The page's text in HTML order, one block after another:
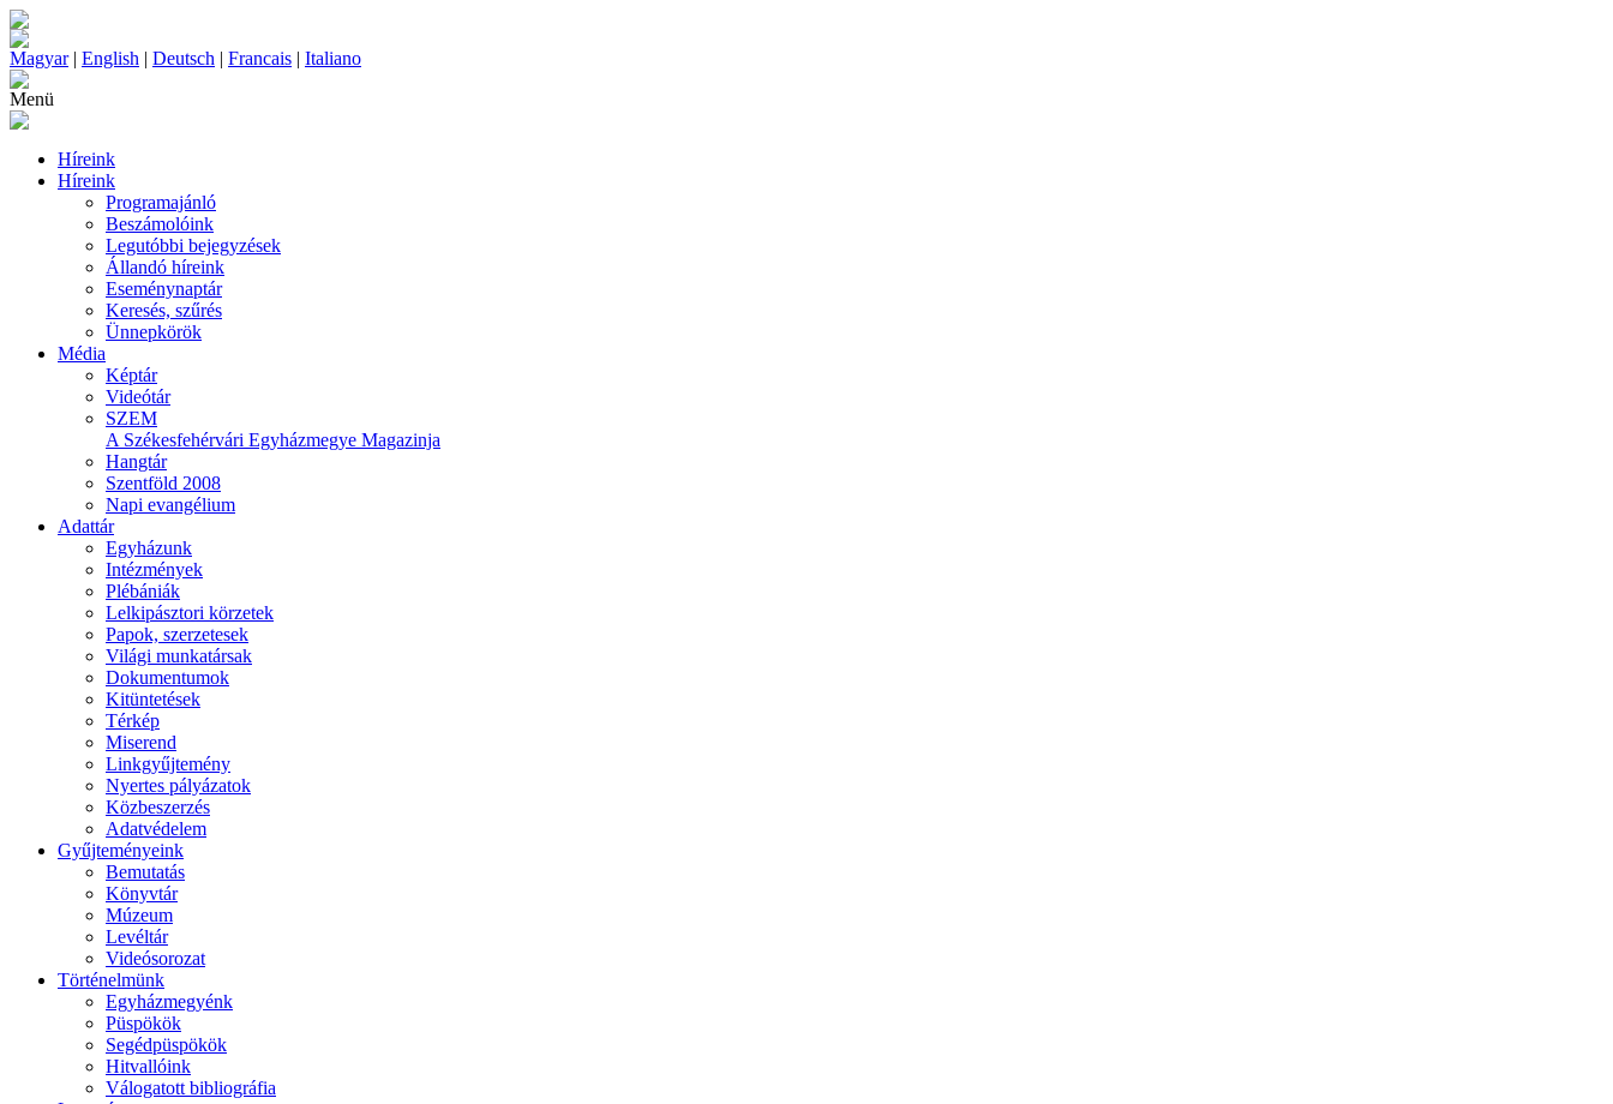
Magyar| English | Deutsch | Francais | Italiano
Menü
Híreink
Híreink
Programajánló
Beszámolóink
Legutóbbi bejegyzések
Állandó híreink
Eseménynaptár
Keresés, szűrés
Ünnepkörök
Média
Képtár
Videótár
SZEM
A Székesfehérvári Egyházmegye Magazinja
Hangtár
Szentföld 2008
Napi evangélium
Adattár
Egyházunk
Intézmények
Plébániák
Lelkipásztori körzetek
Papok, szerzetesek
Világi munkatársak
Dokumentumok
Kitüntetések
Térkép
Miserend
Linkgyűjtemény
Nyertes pályázatok
Közbeszerzés
Adatvédelem
Gyűjteményeink
Bemutatás
Könyvtár
Múzeum
Levéltár
Videósorozat
Történelmünk
Egyházmegyénk
Püspökök
Segédpüspökök
Hitvallóink
Válogatott bibliográfia